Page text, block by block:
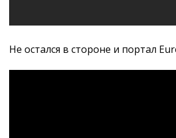
Не остался в стороне и портал